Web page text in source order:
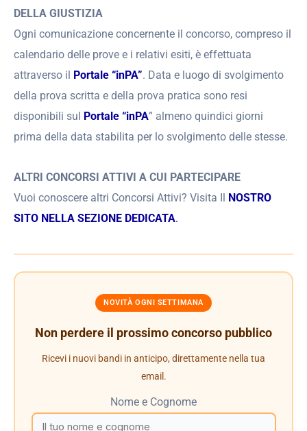
DELLA GIUSTIZIA
Ogni comunicazione concernente il concorso, compreso il
calendario delle prove e i relativi esiti, è effettuata
attraverso il Portale “inPA”. Data e luogo di svolgimento
della prova scritta e della prova pratica sono resi
disponibili sul Portale “inPA” almeno quindici giorni
prima della data stabilita per lo svolgimento delle stesse.
ALTRI CONCORSI ATTIVI A CUI PARTECIPARE
Vuoi conoscere altri Concorsi Attivi? Visita Il NOSTRO
SITO NELLA SEZIONE DEDICATA.
NOVITÀ OGNI SETTIMANA
Non perdere il prossimo concorso pubblico
Ricevi i nuovi bandi in anticipo, direttamente nella tua
email.
Nome e Cognome